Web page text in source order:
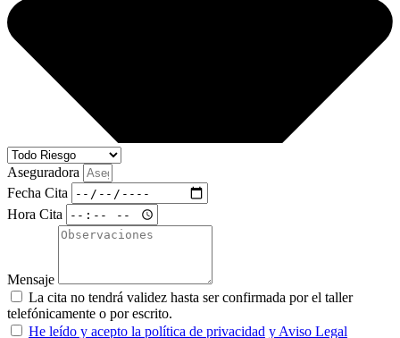
Aseguradora
Fecha Cita
Hora Cita
Mensaje
La cita no tendrá validez hasta ser confirmada por el taller
telefónicamente o por escrito.
He leído y acepto la política de privacidad y Aviso Legal